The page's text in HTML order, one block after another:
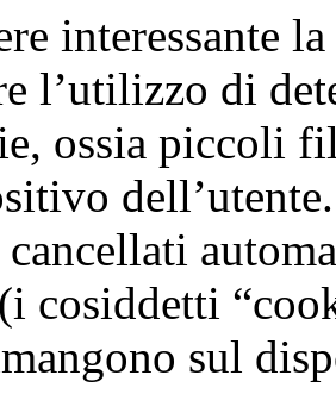
interessante
l’utilizzo di
ossia piccoli
cosiddetti
sul